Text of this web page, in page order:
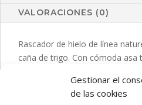
Gestionar el
de las cookies
VALORACIONES (0)
Rascador de hielo de línea
caña de trigo. Con cómoda asa
caña de trigo fomenta la
naturales, reduciendo así las